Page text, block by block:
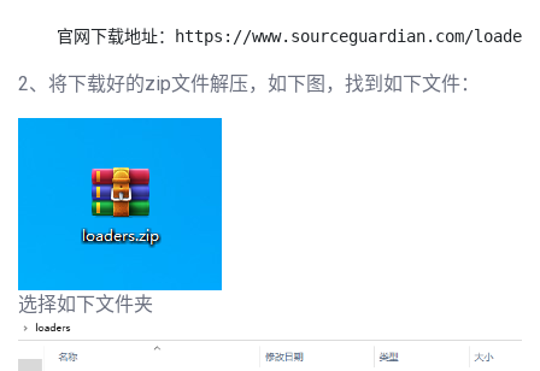
2、将下载好的zip文件解压，如下图，找到如下文件：
选择如下文件夹